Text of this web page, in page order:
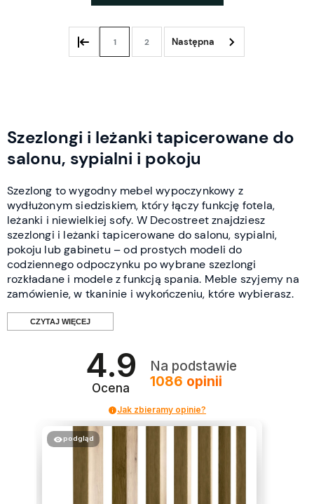
1 2
Szezlongi i leżanki tapicerowane do
salonu, sypialni i pokoju
Szezlong to wygodny mebel wypoczynkowy z
wydłużonym siedziskiem, który łączy funkcję fotela,
leżanki i niewielkiej sofy. W Decostreet znajdziesz
szezlongi i leżanki tapicerowane do salonu, sypialni,
pokoju lub gabinetu – od prostych modeli do
codziennego odpoczynku po wybrane szezlongi
rozkładane i modele z funkcją spania. Meble szyjemy na
zamówienie, w tkaninie i wykończeniu, które wybierasz.
CZYTAJ WIĘCEJ
Czym jest szezlong i kiedy warto go
Szezlong to mebel z dłuższym siedziskiem, na którym
można wygodnie usiąść z wyprostowanymi nogami lub
położyć się na krótki odpoczynek. Jest dobrym wyborem
wtedy, gdy klasyczny fotel wydaje się zbyt mały, a sofa
zajmuje zbyt dużo miejsca. Sprawdza się szczególnie w
4.9
Ocena
Na podstawie
1086 opinii
Jak zbieramy opinie?
podgląd